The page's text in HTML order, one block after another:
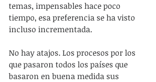
temas, impensables hace poco
tiempo, esa preferencia se ha visto
incluso incrementada.
No hay atajos. Los procesos por los
que pasaron todos los países que
basaron en buena medida sus